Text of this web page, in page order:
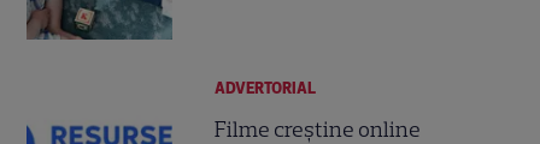
ADVERTORIAL
Filme creștine online